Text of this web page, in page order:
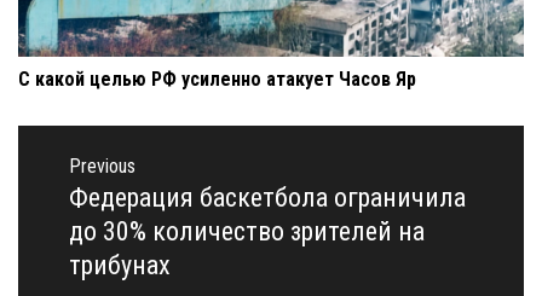
С какой целью РФ усиленно атакует Часов Яр
Навигация
записям
Previous
Previous
post:
Федерация баскетбола ограничила
до 30% количество зрителей на
трибунах